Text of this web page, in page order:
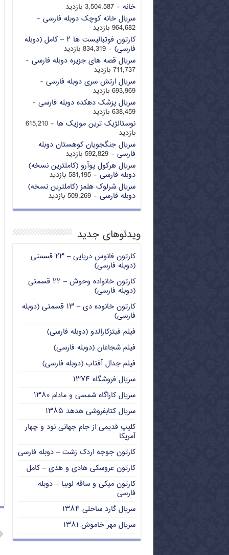
خانه - 3,504,587 بازدید
سریال خانه کوچک دوبله فارسی -
964,682 بازدید
کارتون فوتبالیست ها ۲ – کامل (دوبله
فارسی) - 834,319 بازدید
سریال قصه های جزیره دوبله فارسی -
711,737 بازدید
سریال ارتش سری دوبله فارسی -
693,969 بازدید
سریال پزشک دهکده دوبله فارسی -
638,459 بازدید
نوستالژیک ترین موزیک ها
- 615,210
بازدید
سریال جنگجویان کوهستان دوبله
فارسی - 592,829 بازدید
سریال هرکول پوآرو (کاملترین نسخه)
دوبله فارسی - 581,195 بازدید
سریال شرلوک هلمز (کاملترین نسخه)
دوبله فارسی - 509,269 بازدید
ویدئوهای جدید
کارتون فانوس دریایی – ۲۳ قسمتی
(دوبله فارسی)
کارتون خانواده وحوش – ۲۲ قسمتی
(دوبله فارسی)
کارتون خانوده دی – ۱۳ قسمتی (دوبله
فارسی)
فیلم فیتزکارالدو (دوبله فارسی)
فیلم شجاعان (دوبله فارسی)
فیلم جدال آفتاب (دوبله فارسی)
سریال فروشگاه ۱۳۷۴
سریال کاراگاه شمسی و مادام ۱۳۸۰
سریال کتابفروشی هدهد ۱۳۸۵
کلیپ قدیمی از جام جهانی نود و چهار
آمریکا
کارتون جوجه اردک زشت – دوبله فارسی
کارتون عروسکی هادی و هدی – کامل
کارتون میکی و ساقه لوبیا – دوبله
فارسی
سریال گارد ساحلی ۱۳۸۴
سریال مهر خاموش ۱۳۸۱